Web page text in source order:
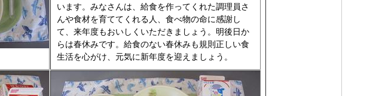
います。みなさんは、給食を作ってくれた調理員さ
んや食材を育ててくれる人、食べ物の命に感謝し
て、来年度もおいしくいただきましょう。明後日か
らは春休みです。給食のない春休みも規則正しい食
生活を心がけ、元気に新年度を迎えましょう。